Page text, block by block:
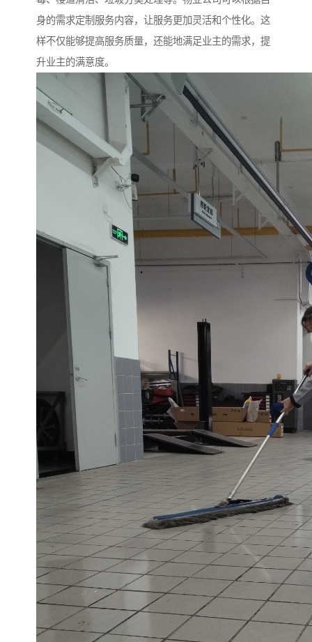
身的需求定制服务内容，让服务更加灵活和个性化。这
样不仅能够提高服务质量，还能地满足业主的需求，提
升业主的满意度。